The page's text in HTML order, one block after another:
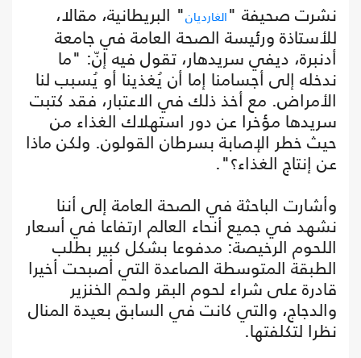
نشرت صحيفة "الغارديان" البريطانية، مقالا،
للأستاذة ورئيسة الصحة العامة في جامعة
أدنبرة، ديفي سريدهار، تقول فيه إنّ: "ما
ندخله إلى أجسامنا إما أن يُغذينا أو يُسبب لنا
الأمراض. مع أخذ ذلك في الاعتبار، فقد كتبت
سريدها مؤخرا عن دور استهلاك الغذاء من
حيث خطر الإصابة بسرطان القولون. ولكن ماذا
عن إنتاج الغذاء؟".
وأشارت الباحثة في الصحة العامة إلى أننا
نشهد في جميع أنحاء العالم ارتفاعا في أسعار
اللحوم الرخيصة: مدفوعا بشكل كبير بطلب
الطبقة المتوسطة الصاعدة التي أصبحت أخيرا
قادرة على شراء لحوم البقر ولحم الخنزير
والدجاج، والتي كانت في السابق بعيدة المنال
نظرا لتكلفتها.